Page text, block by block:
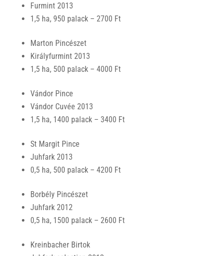
Furmint 2013
1,5 ha, 950 palack – 2700 Ft
Marton Pincészet
Királyfurmint 2013
1,5 ha, 500 palack – 4000 Ft
Vándor Pince
Vándor Cuvée 2013
1,5 ha, 1400 palack – 3400 Ft
St Margit Pince
Juhfark 2013
0,5 ha, 500 palack – 4200 Ft
Borbély Pincészet
Juhfark 2012
0,5 ha, 1500 palack – 2600 Ft
Kreinbacher Birtok